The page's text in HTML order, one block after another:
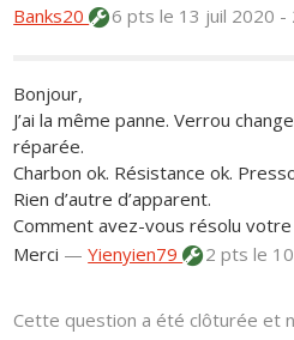
Banks20
6 ptsle 13 juil 2020 -
Bonjour,
J’ai la même panne. Verrou
réparée.
Charbon ok. Résistance ok.
Rien d’autre d’apparent.
Comment avez-vous résolu votre
Merci —Yienyien79 2 ptsle
Cette question a été clôturée et